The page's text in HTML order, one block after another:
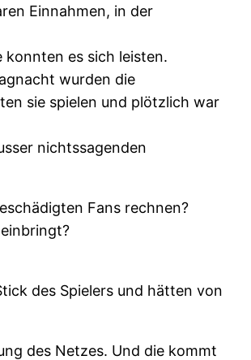
Einnahmen, in der
es sich leisten.
wurden die
sie spielen und plötzlich war
nichtssagenden
Fans rechnen?
des Spielers und hätten von
des Netzes. Und die kommt